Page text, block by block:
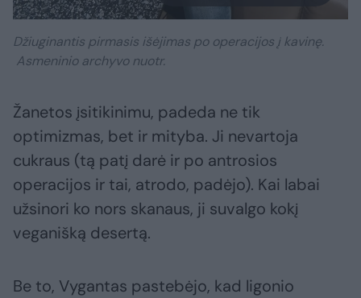
Džiuginantis pirmasis išėjimas po operacijos į kavinę.
Asmeninio archyvo nuotr.
Žanetos įsitikinimu, padeda ne tik
optimizmas, bet ir mityba. Ji nevartoja
cukraus (tą patį darė ir po antrosios
operacijos ir tai, atrodo, padėjo). Kai labai
užsinori ko nors skanaus, ji suvalgo kokį
veganišką desertą.
Be to, Vygantas pastebėjo, kad ligonio